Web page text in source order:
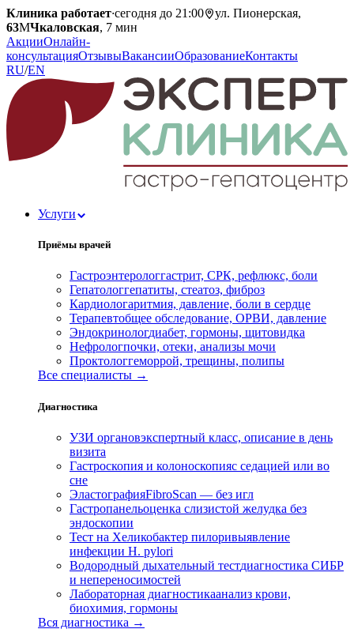
Клиника работает·сегодня до 21:00
ул. Пионерская,
63МЧкаловская, 7 мин
АкцииОнлайн-
консультацияОтзывыВакансииОбразованиеКонтакты
RU/EN
Услуги
Приёмы врачей
Гастроэнтерологгастрит, СРК, рефлюкс, боли
Гепатологгепатиты, стеатоз, фиброз
Кардиологаритмия, давление, боли в сердце
Терапевтобщее обследование, ОРВИ, давление
Эндокринологдиабет, гормоны, щитовидка
Нефрологпочки, отеки, анализы мочи
Проктологгеморрой, трещины, полипы
Все специалисты →
Диагностика
УЗИ органовэкспертный класс, описание в день
визита
Гастроскопия и колоноскопияс седацией или во
сне
ЭластографияFibroScan — без игл
Гастропанельоценка слизистой желудка без
эндоскопии
Тест на Хеликобактер пилоривыявление
инфекции H. pylori
Водородный дыхательный тестдиагностика СИБР
и непереносимостей
Лабораторная диагностикаанализ крови,
биохимия, гормоны
Вся диагностика →